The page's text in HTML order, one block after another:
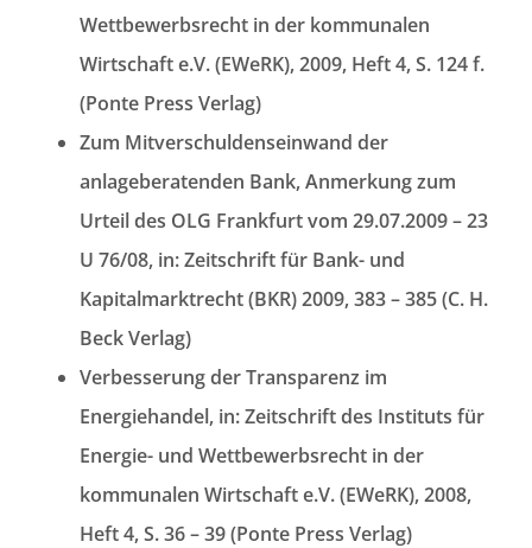
Wettbewerbsrecht in der kommunalen
Wirtschaft e.V. (EWeRK), 2009, Heft 4, S. 124 f.
(Ponte Press Verlag)
Zum Mitverschuldenseinwand der
anlageberatenden Bank, Anmerkung zum
Urteil des OLG Frankfurt vom 29.07.2009 – 23
U 76/08, in: Zeitschrift für Bank- und
Kapitalmarktrecht (BKR) 2009, 383 – 385 (C. H.
Beck Verlag)
Verbesserung der Transparenz im
Energiehandel, in: Zeitschrift des Instituts für
Energie- und Wettbewerbsrecht in der
kommunalen Wirtschaft e.V. (EWeRK), 2008,
Heft 4, S. 36 – 39 (Ponte Press Verlag)